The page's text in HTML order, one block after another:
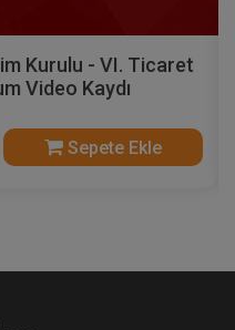
Kurulu - VI. Ticaret
Video Kaydı
Sepete Ekle